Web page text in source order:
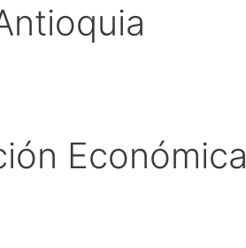
Económica